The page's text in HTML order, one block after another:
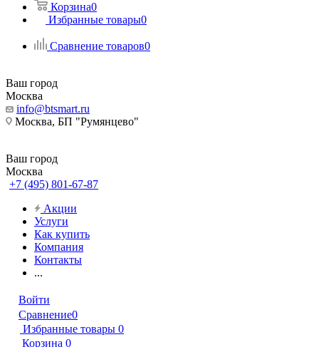
Корзина0
Избранные товары0
Сравнение товаров0
Ваш город
Москва
info@btsmart.ru
Москва, БП "Румянцево"
Ваш город
Москва
+7 (495) 801-67-87
Акции
Услуги
Как купить
Компания
Контакты
...
Войти
Сравнение0
Избранные товары 0
Корзина 0